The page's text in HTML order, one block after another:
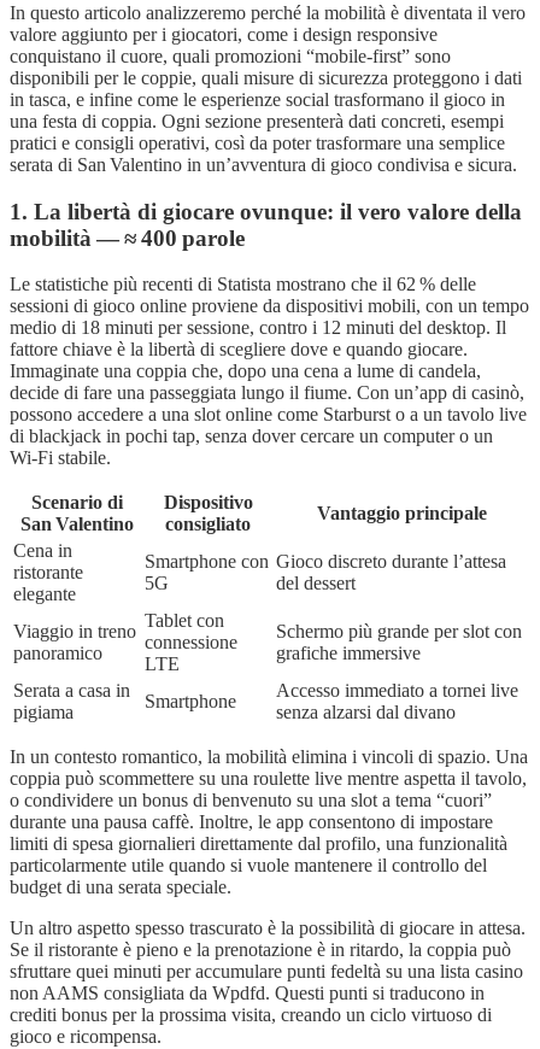
In questo articolo analizzeremo perché la mobilità è diventata il vero
valore aggiunto per i giocatori, come i design responsive
conquistano il cuore, quali promozioni “mobile‑first” sono
disponibili per le coppie, quali misure di sicurezza proteggono i dati
in tasca, e infine come le esperienze social trasformano il gioco in
una festa di coppia. Ogni sezione presenterà dati concreti, esempi
pratici e consigli operativi, così da poter trasformare una semplice
serata di San Valentino in un’avventura di gioco condivisa e sicura.
1. La libertà di giocare ovunque: il vero valore della
mobilità — ≈ 400 parole
Le statistiche più recenti di Statista mostrano che il 62 % delle
sessioni di gioco online proviene da dispositivi mobili, con un tempo
medio di 18 minuti per sessione, contro i 12 minuti del desktop. Il
fattore chiave è la libertà di scegliere dove e quando giocare.
Immaginate una coppia che, dopo una cena a lume di candela,
decide di fare una passeggiata lungo il fiume. Con un’app di casinò,
possono accedere a una slot online come Starburst o a un tavolo live
di blackjack in pochi tap, senza dover cercare un computer o un
Wi‑Fi stabile.
Scenario di
San Valentino
Dispositivo
consigliato
Vantaggio principale
Cena in
ristorante
elegante
Smartphone con
5G
Gioco discreto durante l’attesa
del dessert
Viaggio in treno
panoramico
Tablet con
connessione
LTE
Schermo più grande per slot con
grafiche immersive
Serata a casa in
pigiama
Smartphone
Accesso immediato a tornei live
senza alzarsi dal divano
In un contesto romantico, la mobilità elimina i vincoli di spazio. Una
coppia può scommettere su una roulette live mentre aspetta il tavolo,
o condividere un bonus di benvenuto su una slot a tema “cuori”
durante una pausa caffè. Inoltre, le app consentono di impostare
limiti di spesa giornalieri direttamente dal profilo, una funzionalità
particolarmente utile quando si vuole mantenere il controllo del
budget di una serata speciale.
Un altro aspetto spesso trascurato è la possibilità di giocare in attesa.
Se il ristorante è pieno e la prenotazione è in ritardo, la coppia può
sfruttare quei minuti per accumulare punti fedeltà su una lista casino
non AAMS consigliata da Wpdfd. Questi punti si traducono in
crediti bonus per la prossima visita, creando un ciclo virtuoso di
gioco e ricompensa.